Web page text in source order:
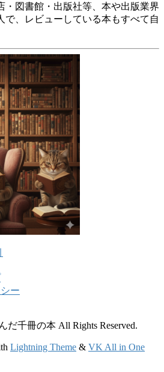
・図書館・出版社等、本や出版業界
で、レビューしている本もすべて自
ー
だ千冊の本 All Rights Reserved.
Lightning Theme & VK All in One